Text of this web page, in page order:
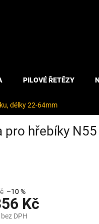
PILOVÉ ŘETĚZY
délky 22-64mm
hřebíky
–10 %
Kč
DPH